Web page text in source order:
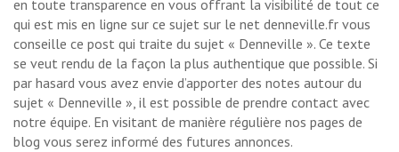
en toute transparence en vous offrant la visibilité de tout ce
qui est mis en ligne sur ce sujet sur le net denneville.fr vous
conseille ce post qui traite du sujet « Denneville ». Ce texte
se veut rendu de la façon la plus authentique que possible. Si
par hasard vous avez envie d’apporter des notes autour du
sujet « Denneville », il est possible de prendre contact avec
notre équipe. En visitant de manière régulière nos pages de
blog vous serez informé des futures annonces.